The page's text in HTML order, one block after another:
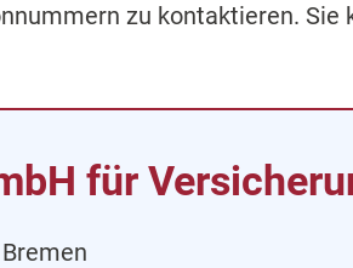
zu kontaktieren. Sie
für